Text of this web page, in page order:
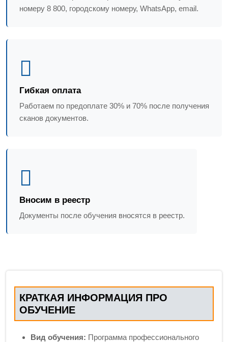
номеру 8 800, городскому номеру, WhatsApp, email.
Гибкая оплата
Работаем по предоплате 30% и 70% после получения
сканов документов.
Вносим в реестр
Документы после обучения вносятся в реестр.
КРАТКАЯ ИНФОРМАЦИЯ ПРО
ОБУЧЕНИЕ
Вид обучения: Программа профессионального